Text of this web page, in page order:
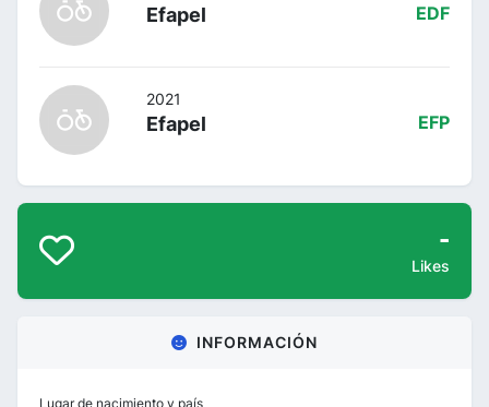
Efapel EDF
2021
Efapel EFP
-
Likes
INFORMACIÓN
Lugar de nacimiento y país